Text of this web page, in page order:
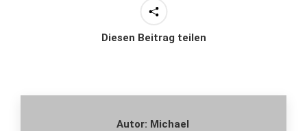
Diesen Beitrag teilen
Autor: Michael